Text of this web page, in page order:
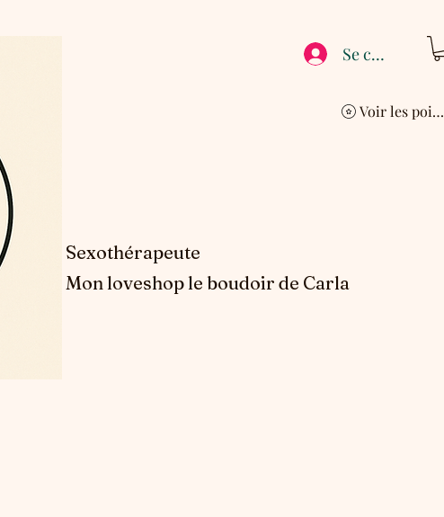
Se connecter
Sexothérapeute
Mon loveshop le boudoir de Carla
Voir les points